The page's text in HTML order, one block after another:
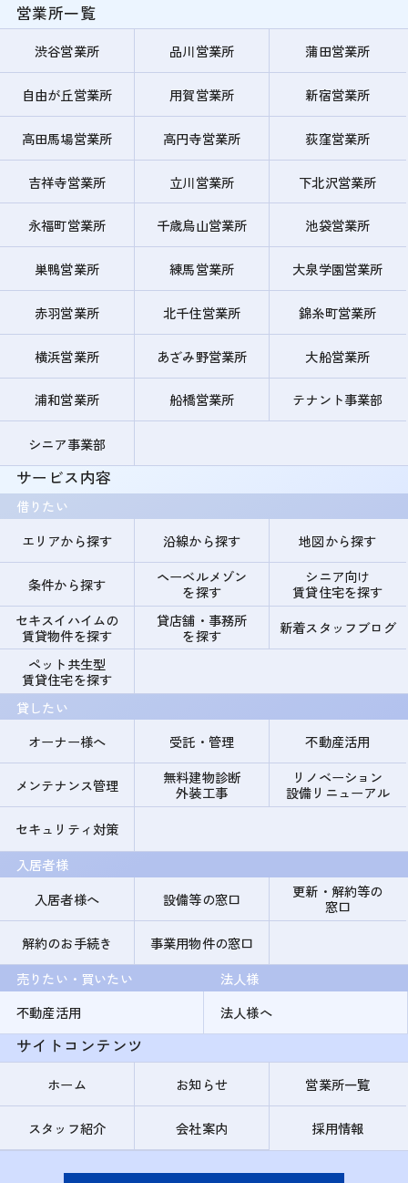
営業所一覧
渋谷営業所 品川営業所 蒲田営業所
自由が丘営業所 用賀営業所 新宿営業所
高田馬場営業所 高円寺営業所 荻窪営業所
吉祥寺営業所 立川営業所 下北沢営業所
永福町営業所 千歳烏山営業所 池袋営業所
巣鴨営業所 練馬営業所 大泉学園営業所
赤羽営業所 北千住営業所 錦糸町営業所
横浜営業所 あざみ野営業所 大船営業所
浦和営業所 船橋営業所 テナント事業部
シニア事業部
サービス内容
借りたい
エリアから探す
沿線から探す 地図から探す
条件から探す
ヘーベルメゾン
を探す
シニア向け
賃貸住宅を探す
セキスイハイムの
賃貸物件を探す
貸店舗・事務所
を探す
新着スタッフブログ
ペット共生型
賃貸住宅を探す
貸したい
オーナー様へ
受託・管理 不動産活用
メンテナンス管理
無料建物診断
外装工事
リノベーション
設備リニューアル
セキュリティ対策
入居者様
入居者様へ
設備等の窓口
更新・解約等の
窓口
解約のお手続き
事業用物件の窓口
売りたい・買いたい
不動産活用
法人様
法人様へ
サイトコンテンツ
ホーム お知らせ 営業所一覧
スタッフ紹介 会社案内 採用情報